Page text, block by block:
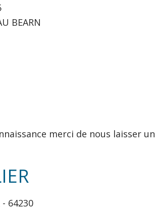
BEARN
merci de nous laisser un
64230